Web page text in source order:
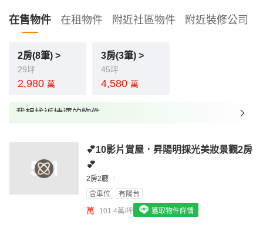
在售物件 在租物件 附近社區物件 附近裝修公司
2房(8筆) >
29坪
2,980 萬
3房(3筆) >
45坪
4,580 萬
我想找近捷運的物件
我想找配備瓦斯爐的物件
我想找廁所開窗的物件
我想找具垃圾處理的物件
💕10影片賞屋．昇陽明採光美妝景觀2房
💕
2房2廳
含車位
有陽台
萬 101.4萬/坪 獲取物件詳情